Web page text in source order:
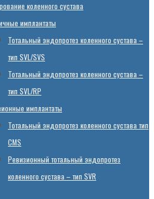
коленного сустава
имплантаты
Тотальный эндопротез коленного сустава –
тип SVL/SVS
Тотальный эндопротез коленного сустава –
тип SVL/RP
имплантаты
Тотальный эндопротез коленного сустава тип
CMS
Ревизионный тотальный эндопротез
коленного сустава – тип SVR